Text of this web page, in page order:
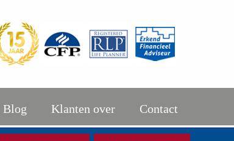
Contact
Klanten over
Blog